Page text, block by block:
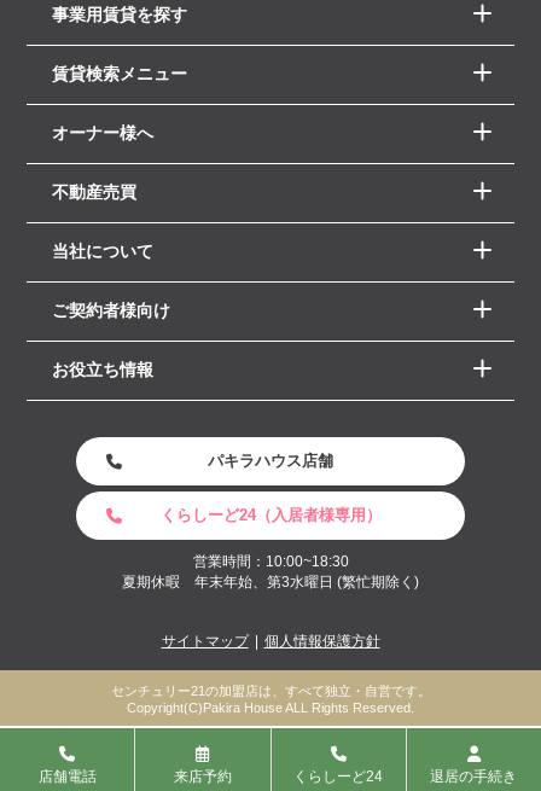
店舗電話 来店予約 くらしーど24 退居の手続き
事業用賃貸を探す
賃貸検索メニュー
オーナー様へ
不動産売買
当社について
ご契約者様向け
お役立ち情報
パキラハウス店舗
くらしーど24（入居者様専用）
営業時間：10:00~18:30
夏期休暇 年末年始、第3水曜日 (繁忙期除く)
サイトマップ 個人情報保護方針
センチュリー21の加盟店は、すべて独立・自営です。
Copyright(C)Pakira House ALL Rights Reserved.